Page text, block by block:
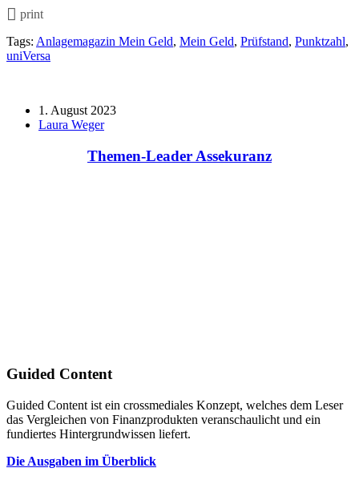
print
Tags: Anlagemagazin Mein Geld, Mein Geld, Prüfstand, Punktzahl,
uniVersa
1. August 2023
Laura Weger
Themen-Leader Assekuranz
Guided Content
Guided Content ist ein crossmediales Konzept, welches dem Leser
das Vergleichen von Finanzprodukten veranschaulicht und ein
fundiertes Hintergrundwissen liefert.
Die Ausgaben im Überblick